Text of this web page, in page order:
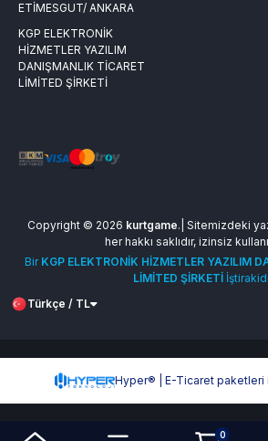
0
ETİMESGUT/ ANKARA
KGP ELEKTRONİK
HİZMETLER YAZILIM
DANIŞMANLIK TİCARET
LİMİTED ŞİRKETİ
Copyright © 2026 kurtgame.| Sitemizdeki
her hakkı saklıdır, izinsiz
Bir KGP ELEKTRONİK HİZMETLER YAZILIM
LİMİTED ŞİRKETİ
Türkçe / TL
Hyper® | E-Ticaret paketleri